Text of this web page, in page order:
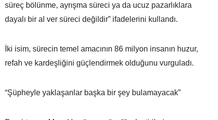
süreç bölünme, ayrışma süreci ya da ucuz pazarlıklara
dayalı bir al ver süreci değildir” ifadelerini kullandı.
İki isim, sürecin temel amacının 86 milyon insanın huzur,
refah ve kardeşliğini güçlendirmek olduğunu vurguladı.
“Şüpheyle yaklaşanlar başka bir şey bulamayacak”